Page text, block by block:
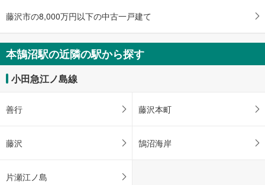
藤沢市の8,000万円以下の中古一戸建て
本鵠沼駅の近隣の駅から探す
小田急江ノ島線
善行 藤沢本町
藤沢 鵠沼海岸
片瀬江ノ島